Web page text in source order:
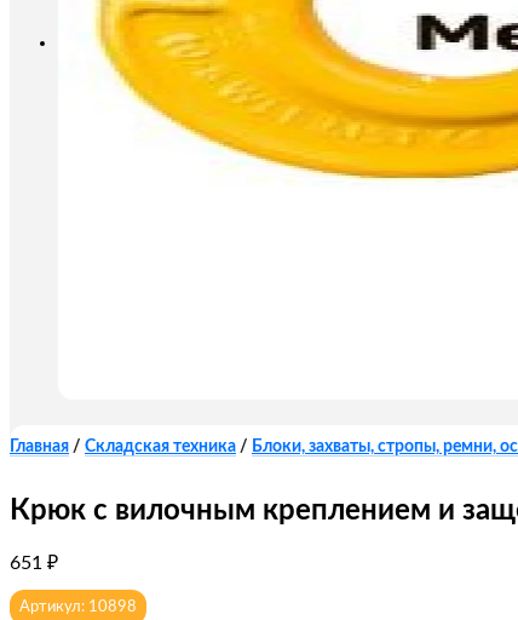
Главная / Складская техника / Блоки, захваты, стропы, ремни,
Крюк с вилочным креплением и
651 ₽
Артикул: 10898